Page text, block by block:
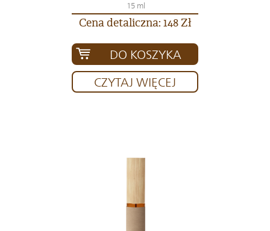
15 ml
Cena detaliczna: 148 Zł
DO KOSZYKA
CZYTAJ WIĘCEJ